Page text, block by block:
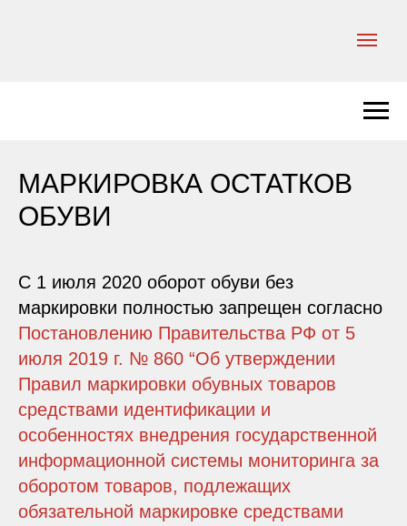
МАРКИРОВКА ОСТАТКОВ
ОБУВИ
С 1 июля 2020 оборот обуви без
маркировки полностью запрещен согласно
Постановлению Правительства РФ от 5
июля 2019 г. № 860 “Об утверждении
Правил маркировки обувных товаров
средствами идентификации и
особенностях внедрения государственной
информационной системы мониторинга за
оборотом товаров, подлежащих
обязательной маркировке средствами